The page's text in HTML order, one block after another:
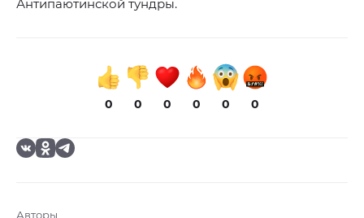
Антипаютинской тундры.
0 0 0 0 0 0
Авторы